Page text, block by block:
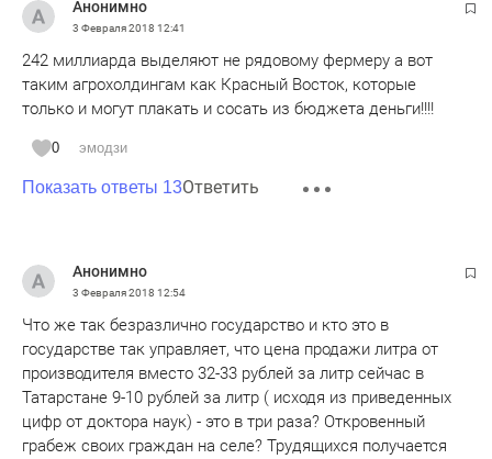
Анонимно
3 Февраля 2018 12:41
242 миллиарда выделяют не рядовому фермеру а вот
таким агрохолдингам как Красный Восток, которые
только и могут плакать и сосать из бюджета деньги!!!!
0 эмодзи
Показать ответы 13Ответить
Анонимно
3 Февраля 2018 12:54
Что же так безразлично государство и кто это в
государстве так управляет, что цена продажи литра от
производителя вместо 32-33 рублей за литр сейчас в
Татарстане 9-10 рублей за литр ( исходя из приведенных
цифр от доктора наук) - это в три раза? Откровенный
грабеж своих граждан на селе? Трудящихся получается